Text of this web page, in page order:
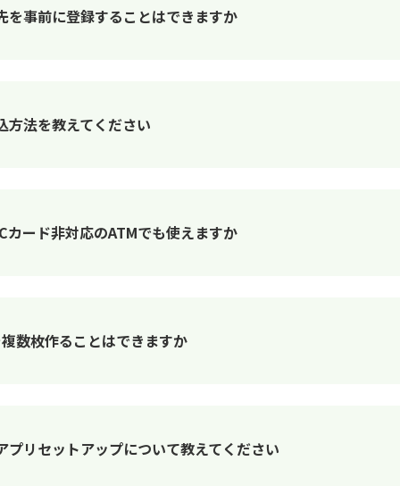
事前に登録することはできますか
方法を教えてください
ード非対応のATMでも使えますか
数枚作ることはできますか
リセットアップについて教えてください